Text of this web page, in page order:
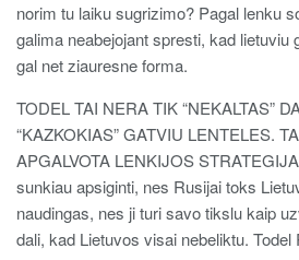
norim tu laiku sugrizimo? Pagal lenku
galima neabejojant spresti, kad lietuviu
gal net ziauresne forma.
TODEL TAI NERA TIK “NEKALTAS”
“KAZKOKIAS” GATVIU LENTELES.
APGALVOTA LENKIJOS
sunkiau apsiginti, nes Rusijai toks
naudingas, nes ji turi savo tikslu kaip
dali, kad Lietuvos visai nebeliktu.